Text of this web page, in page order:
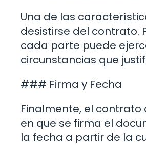
Una de las
desistirse del contrato.
cada parte puede
circunstancias que
### Firma y Fecha
Finalmente, el
en que se firma el
la fecha a partir de la